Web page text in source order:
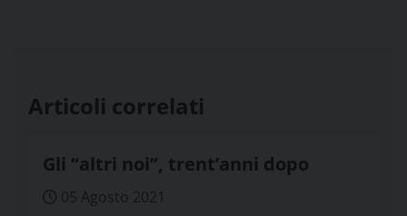
Articoli correlati
Gli “altri noi”, trent’anni dopo
05 Agosto 2021